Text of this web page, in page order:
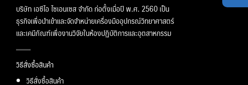
บริษัท เอซีไอ ไซเอนเซส จำกัด ก่อตั้งเมื่อปี พ.ศ. 2560 เป็น
ธุรกิจเพื่อนำเข้าและจัดจำหน่ายเครื่องมืออุปกรณ์วิทยาศาสตร์
และเคมีภัณฑ์เพื่องานวิจัยในห้องปฏิบัติการและอุตสาหกรรม
วิธีสั่งซื้อสินค้า
วิธีสั่งซื้อสินค้า